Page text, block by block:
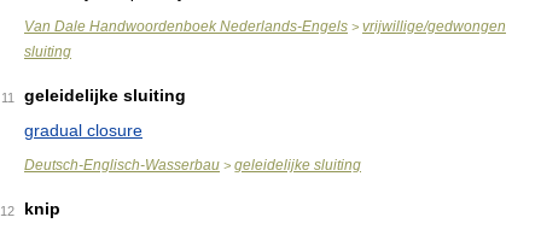
Van Dale Handwoordenboek Nederlands-Engels > vrijwillige/gedwongen
sluiting
11
geleidelijke sluiting
gradual closure
Deutsch-Englisch-Wasserbau > geleidelijke sluiting
12 knip